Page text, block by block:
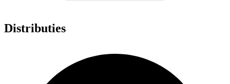
Distributies